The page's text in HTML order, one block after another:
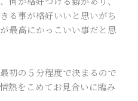
る事が格好いいと思いがち
最高にかっこいい事だと思
初の５分程度で決まるので
熱をこめてお見合いに臨み